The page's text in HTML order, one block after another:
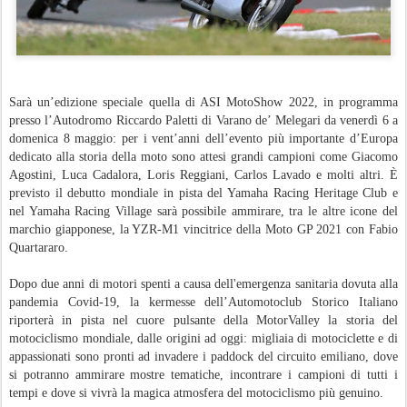
Sarà un’edizione speciale quella di ASI MotoShow 2022, in programma
presso l’Autodromo Riccardo Paletti di Varano de’ Melegari da venerdì 6 a
domenica 8 maggio: per i vent’anni dell’evento più importante d’Europa
dedicato alla storia della moto sono attesi grandi campioni come Giacomo
Agostini, Luca Cadalora, Loris Reggiani, Carlos Lavado e molti altri. È
previsto il debutto mondiale in pista del Yamaha Racing Heritage Club e
nel Yamaha Racing Village sarà possibile ammirare, tra le altre icone del
marchio giapponese, la YZR-M1 vincitrice della Moto GP 2021 con Fabio
Quartararo.
Dopo due anni di motori spenti a causa dell'emergenza sanitaria dovuta alla
pandemia Covid-19, la kermesse dell’Automotoclub Storico Italiano
riporterà in pista nel cuore pulsante della MotorValley la storia del
motociclismo mondiale, dalle origini ad oggi: migliaia di motociclette e di
appassionati sono pronti ad invadere i paddock del circuito emiliano, dove
si potranno ammirare mostre tematiche, incontrare i campioni di tutti i
tempi e dove si vivrà la magica atmosfera del motociclismo più genuino.